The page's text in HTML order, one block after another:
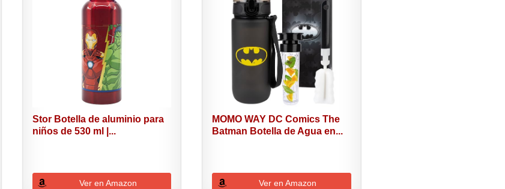
Stor Botella de aluminio para
niños de 530 ml |...
Ver en Amazon
MOMO WAY DC Comics The
Batman Botella de Agua en...
Ver en Amazon